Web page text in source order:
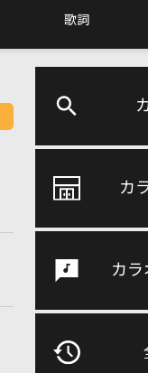
歌詞
カ
カラ